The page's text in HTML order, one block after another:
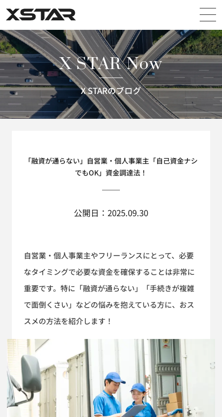
X STAR Now
X STARのブログ
「融資が通らない」自営業・個人事業主「自己資金ナシ
でもOK」資金調達法！
公開日：2025.09.30
自営業・個人事業主やフリーランスにとって、必要
なタイミングで必要な資金を確保することは非常に
重要です。特に「融資が通らない」「手続きが複雑
で面倒くさい」などの悩みを抱えている方に、おス
スメの方法を紹介します！